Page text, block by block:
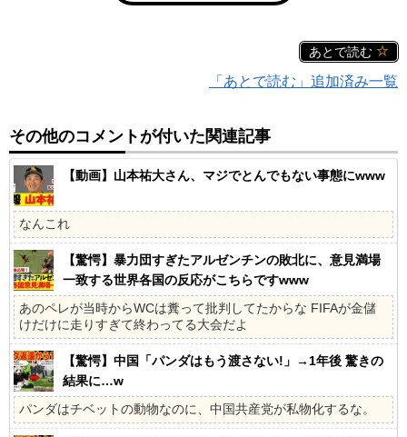
あとで読む
「あとで読む」追加済み一覧
その他のコメントが付いた関連記事
【動画】山本祐大さん、マジでとんでもない事態にwww
なんこれ
【驚愕】暴力団すぎたアルゼンチンの敗北に、意見満場
一致する世界各国の反応がこちらですwww
あのペレが当時からWCは糞って批判してたからな FIFAが金儲
けだけに走りすぎて終わってる大会だよ
【驚愕】中国「パンダはもう渡さない!」→1年後 驚きの
結果に…w
パンダはチベットの動物なのに、中国共産党が私物化するな。